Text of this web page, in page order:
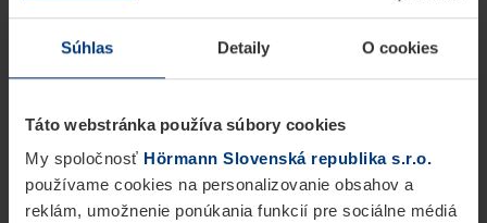
Súhlas Detaily O cookies
Táto webstránka používa súbory cookies
My spoločnosť Hörmann Slovenská republika s.r.o.
používame cookies na personalizovanie obsahov a
reklám, umožnenie ponúkania funkcií pre sociálne médiá